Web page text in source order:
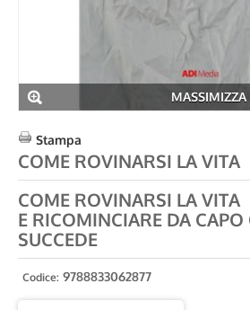
MASSIMIZZA
Stampa
COME ROVINARSI LA VITA
COME ROVINARSI LA VITA
E RICOMINCIARE DA
SUCCEDE
Codice: 9788833062877